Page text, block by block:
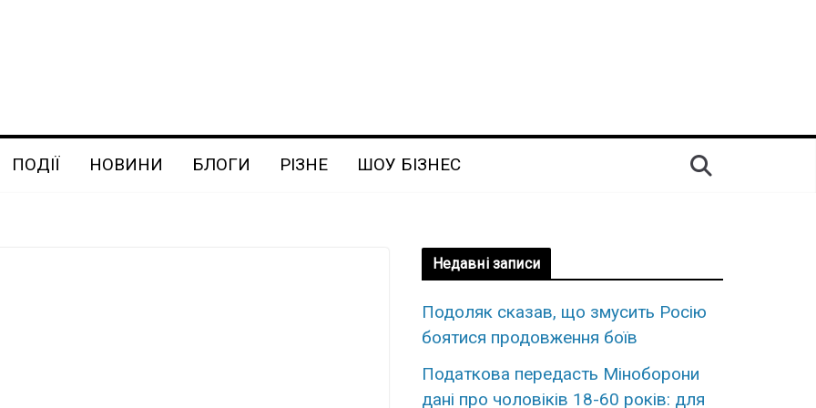
ПОДІЇ НОВИНИ БЛОГИ РІЗНЕ ШОУ БІЗНЕС
Недавні записи
Подоляк сказав, що змусить Росію
боятися продовження боїв
Податкова передасть Міноборони
дані про чоловіків 18-60 років: для